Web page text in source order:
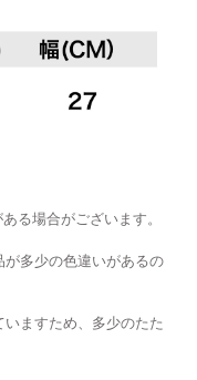
る場合がございます。
多少の色違いがあるの
ますため、多少のたた